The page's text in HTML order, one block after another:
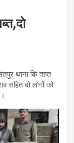
थाना कि तहत
सहित दो लोगों को